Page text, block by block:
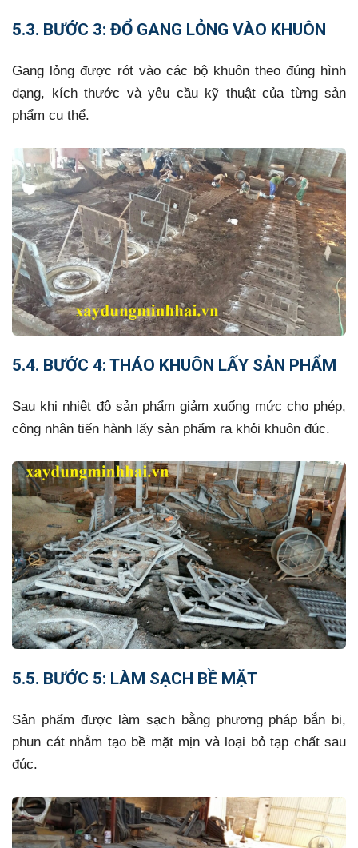
5.3. BƯỚC 3: ĐỔ GANG LỎNG VÀO KHUÔN
Gang lỏng được rót vào các bộ khuôn theo đúng hình
dạng, kích thước và yêu cầu kỹ thuật của từng sản
phẩm cụ thể.
5.4. BƯỚC 4: THÁO KHUÔN LẤY SẢN PHẨM
Sau khi nhiệt độ sản phẩm giảm xuống mức cho phép,
công nhân tiến hành lấy sản phẩm ra khỏi khuôn đúc.
5.5. BƯỚC 5: LÀM SẠCH BỀ MẶT
Sản phẩm được làm sạch bằng phương pháp bắn bi,
phun cát nhằm tạo bề mặt mịn và loại bỏ tạp chất sau
đúc.